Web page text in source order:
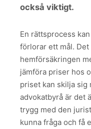
också viktigt.
En rättsprocess
förlorar ett mål.
hemförsäkringen
jämföra priser hos
priset kan skilja sig
advokatbyrå är det
trygg med den
kunna fråga och få